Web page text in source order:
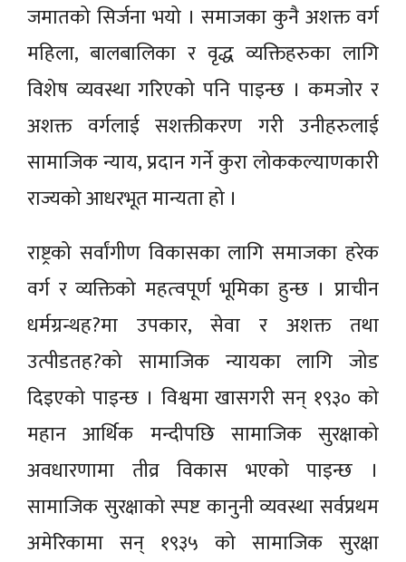
जमातको सिर्जना भयो । समाजका कुनै अशक्त वर्ग
महिला, बालबालिका र वृद्ध व्यक्तिहरुका लागि
विशेष व्यवस्था गरिएको पनि पाइन्छ । कमजोर र
अशक्त वर्गलाई सशक्तीकरण गरी उनीहरुलाई
सामाजिक न्याय, प्रदान गर्ने कुरा लोककल्याणकारी
राज्यको आधरभूत मान्यता हो ।
राष्ट्रको सर्वांगीण विकासका लागि समाजका हरेक
वर्ग र व्यक्तिको महत्‍वपूर्ण भूमिका हुन्छ । प्राचीन
धर्मग्रन्थह?मा उपकार, सेवा र अशक्त तथा
उत्पीडतह?को सामाजिक न्यायका लागि जोड
दिइएको पाइन्छ । विश्वमा खासगरी सन् १९३० को
महान आर्थिक मन्दीपछि सामाजिक सुरक्षाको
अवधारणामा तीव्र विकास भएको पाइन्छ ।
सामाजिक सुरक्षाको स्पष्ट कानुनी व्यवस्था सर्वप्रथम
अमेरिकामा सन् १९३५ को सामाजिक सुरक्षा